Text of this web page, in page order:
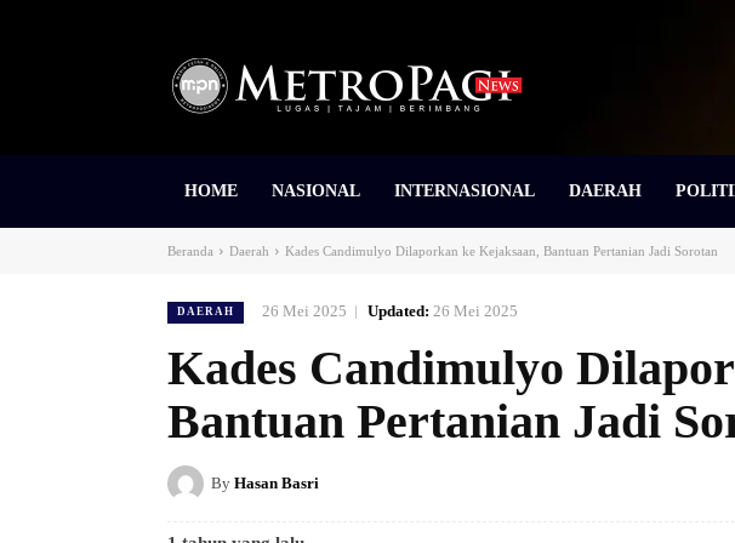
HOME NASIONAL INTERNASIONAL DAERAH
Beranda Daerah Kades Candimulyo Dilaporkan ke Kejaksaan, Bantuan Pertanian Jadi Sorotan
DAERAH 26 Mei 2025 Updated: 26 Mei 2025
Kades Candimulyo
Bantuan Pertanian Jadi
By Hasan Basri